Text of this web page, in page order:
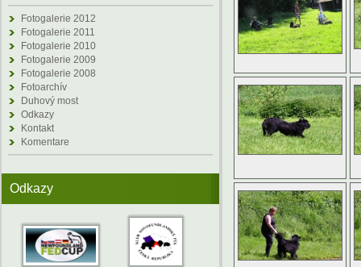
Fotogalerie 2012
Fotogalerie 2011
Fotogalerie 2010
Fotogalerie 2009
Fotogalerie 2008
Fotoarchív
Duhový most
Odkazy
Kontakt
Komentare
Odkazy